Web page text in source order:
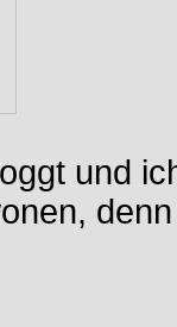
und